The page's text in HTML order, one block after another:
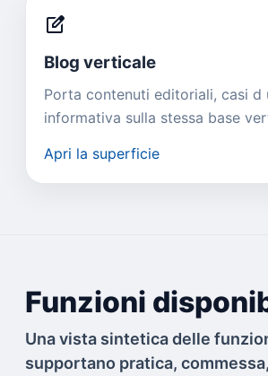
edit_square
Blog verticale
Porta contenuti editoriali, casi d
informativa sulla stessa base
Apri la superficie
Funzioni
Una vista sintetica delle
supportano pratica,